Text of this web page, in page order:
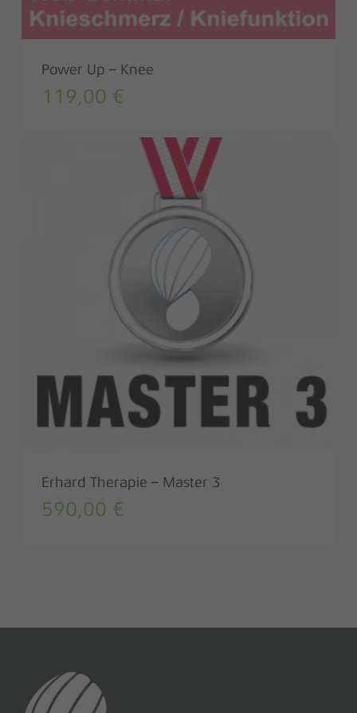
Power Up – Knee
119,00 €
Erhard Therapie – Master 3
590,00 €